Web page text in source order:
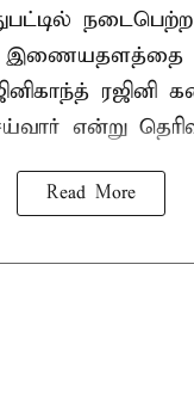
நடைபெற்ற
இணையதளத்தை
ரஜினி
என்று
Read More